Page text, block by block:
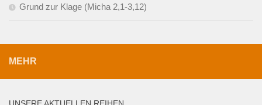
Grund zur Klage (Micha 2,1-3,12)
MEHR